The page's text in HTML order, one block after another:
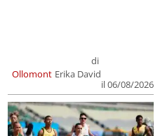
Ollomont
di
Erika David
il 06/08/2026